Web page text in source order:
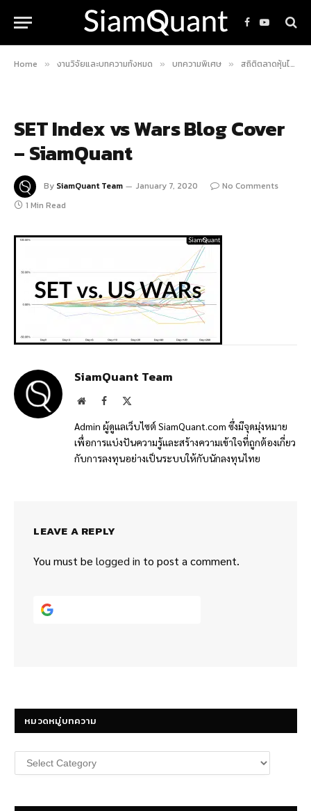
Facebook
YouTube
Home » งานวิจัยและบทความทั้งหมด » บทความพิเศษ » สถิติตลาดหุ้นไทยกับสงครามของอเมริกา
SET Index vs Wars Blog Cover
– SiamQuant
By SiamQuant Team January 7, 2020
No Comments
1 Min Read
SiamQuant Team
WebsiteFacebook
Admin ผู้ดูแลเว็บไซต์ SiamQuant.com ซึ่งมีจุดมุ่งหมาย
เพื่อการแบ่งปันความรู้และสร้างความเข้าใจที่ถูกต้องเกี่ยว
กับการลงทุนอย่างเป็นระบบให้กับนักลงทุนไทย
LEAVE A REPLY
You must be logged in to post a comment.
หมวดหมู่บทความ
หมวด
หมู่